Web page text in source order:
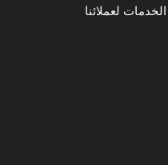
لعملائنا